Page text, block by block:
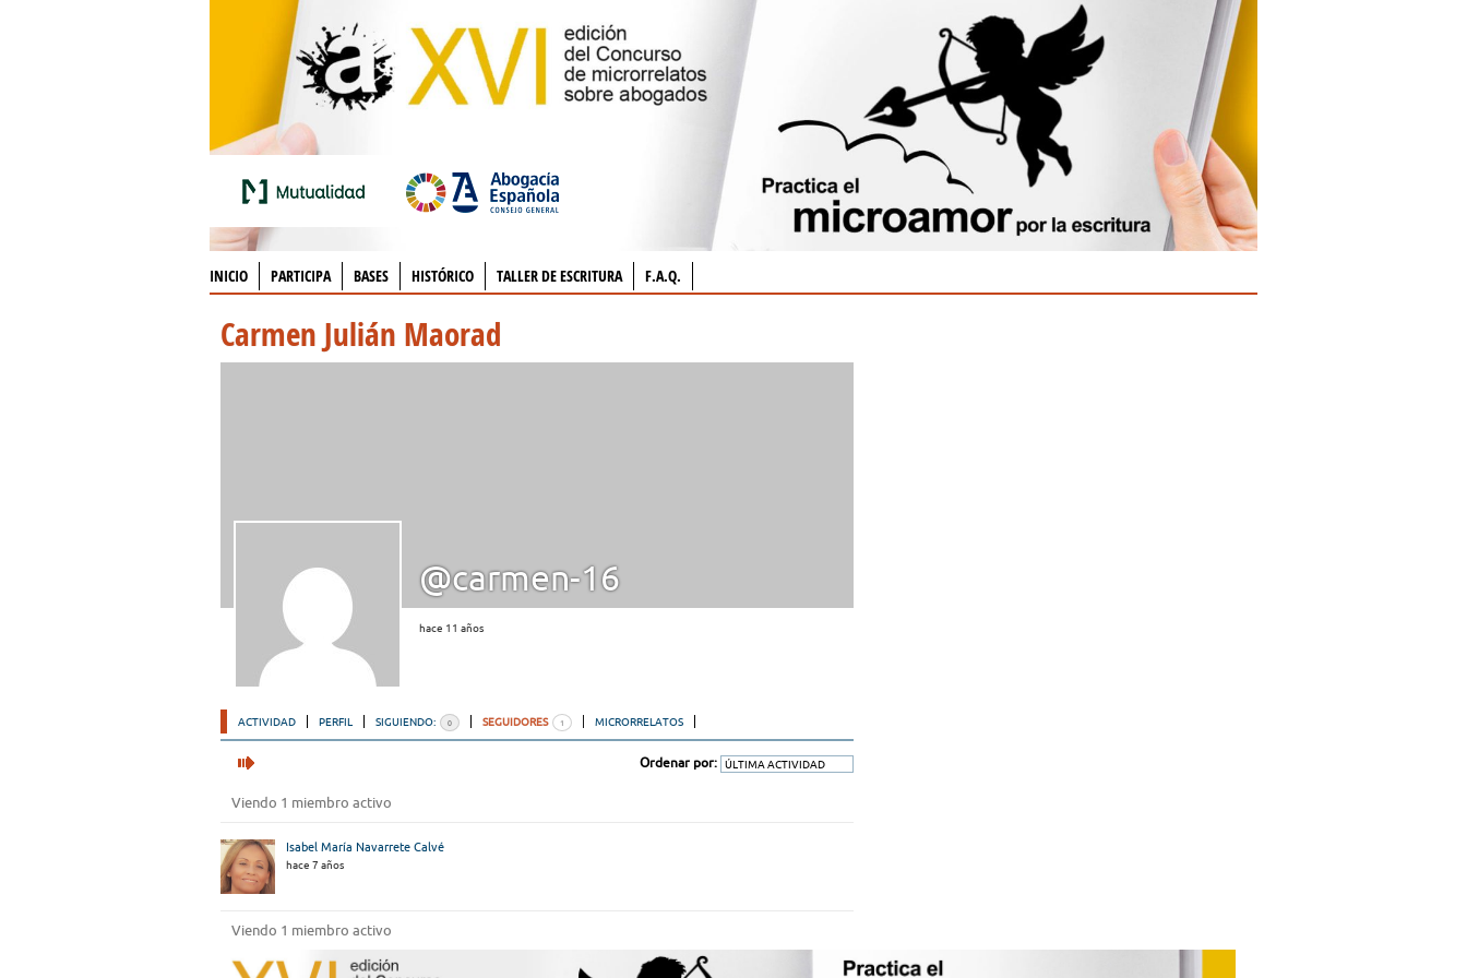
INICIO PARTICIPA BASES HISTÓRICO TALLER DE ESCRITURA F.A.Q.
Carmen Julián Maorad
@carmen-16
hace 11 años
ACTIVIDAD PERFIL SIGUIENDO: 0 SEGUIDORES 1 MICRORRELATOS
Ordenar por:
Viendo 1 miembro activo
Isabel María Navarrete Calvé
hace 7 años
Viendo 1 miembro activo